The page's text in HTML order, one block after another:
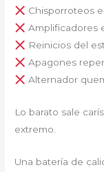
Chisporroteos
Amplificadores
Reinicios del
Apagones
Alternador
Lo barato sale
extremo.
Una batería de